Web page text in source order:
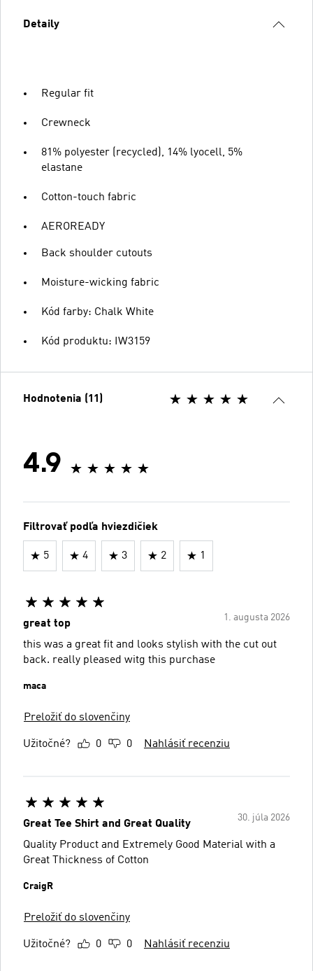
Detaily
Regular fit
Crewneck
81% polyester (recycled), 14% lyocell, 5%
elastane
Cotton-touch fabric
AEROREADY
Back shoulder cutouts
Moisture-wicking fabric
Kód farby: Chalk White
Kód produktu: IW3159
Hodnotenia (11)
4.9
Filtrovať podľa hviezdičiek
5 4 3 2 1
1. augusta 2026
great top
this was a great fit and looks stylish with the cut out
back. really pleased witg this purchase
maca
Preložiť do slovenčiny
Užitočné? 0 0 Nahlásiť recenziu
30. júla 2026
Great Tee Shirt and Great Quality
Quality Product and Extremely Good Material with a
Great Thickness of Cotton
CraigR
Preložiť do slovenčiny
Užitočné? 0 0 Nahlásiť recenziu